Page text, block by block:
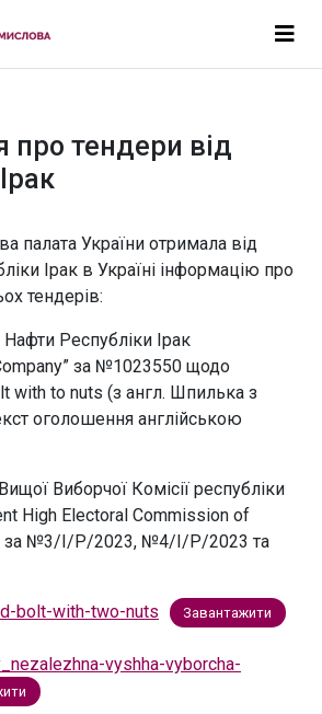
про тендери від
палата України отримала від
Ірак в Україні інформацію про
тендерів:
Нафти Республіки Ірак
за №1023550 щодо
with to nuts (з англ. Шпилька з
оголошення англійською
Виборчої Комісії республіки
High Electoral Commission of
за №3/I/P/2023, №4/I/P/2023 та
bolt-with-two-nuts Завантажити
vyshha-vyborcha-